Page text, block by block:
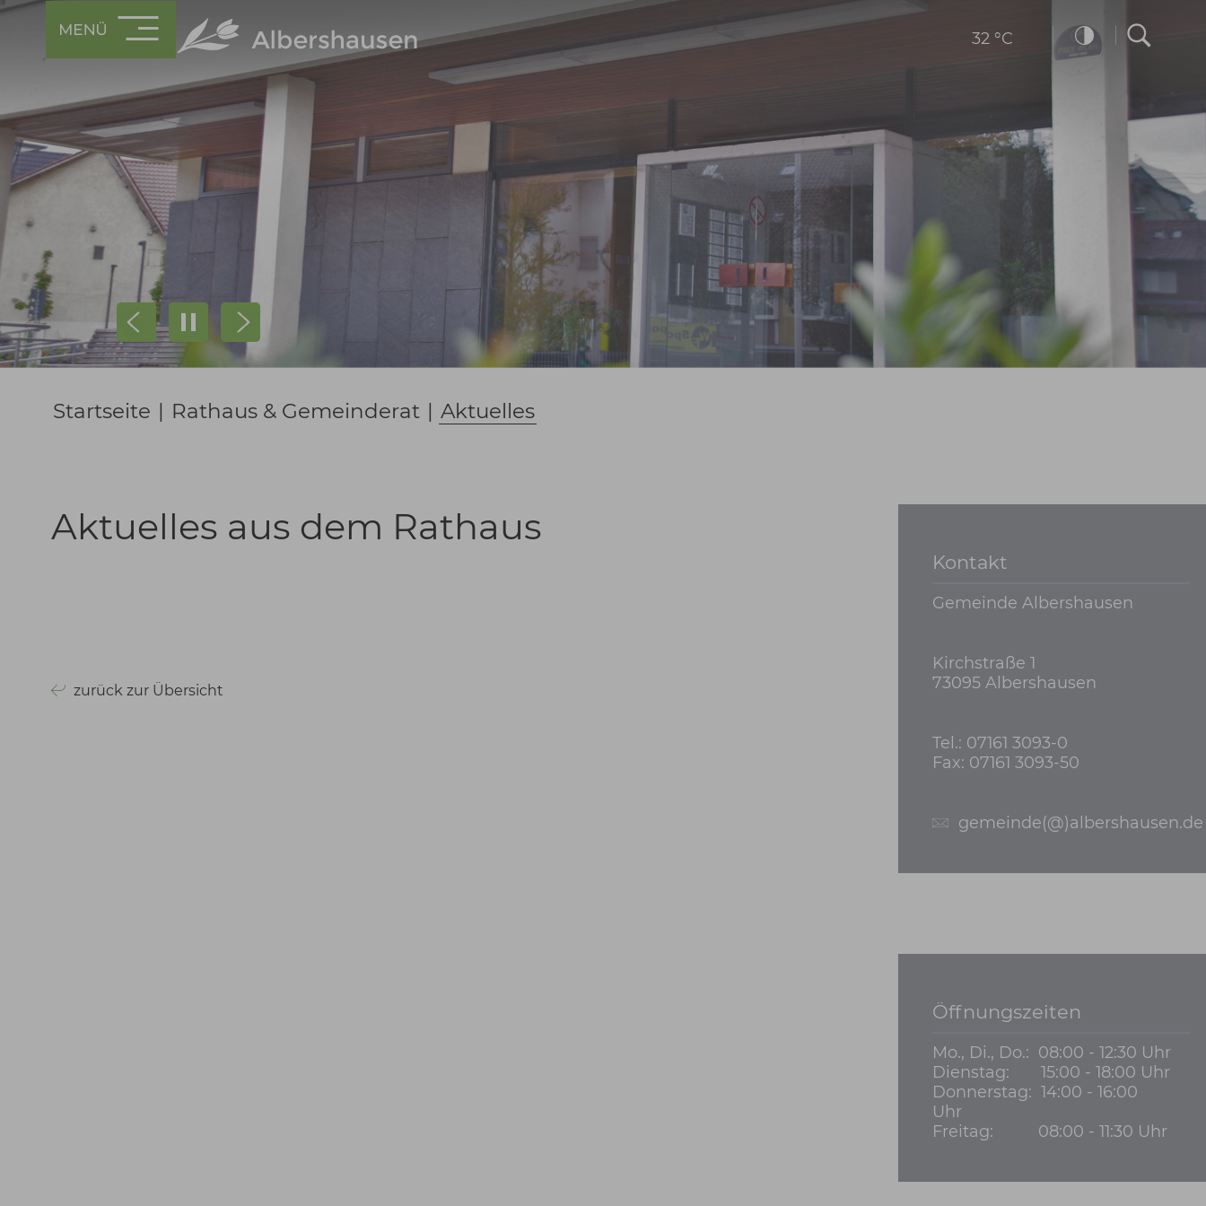
32 °C
Prev Next
Startseite | Rathaus & Gemeinderat | Aktuelles
Aktuelles aus dem Rathaus
zurück zur Übersicht
Kontakt
Gemeinde Albershausen
Kirchstraße 1
73095 Albershausen
Tel.: 07161 3093-0
Fax: 07161 3093-50
gemeinde(@)albershausen.de
Öffnungszeiten
Mo., Di., Do.: 08:00 - 12:30 Uhr
Dienstag:15:00 - 18:00 Uhr
Donnerstag:14:00 - 16:00
Uhr
Freitag: 08:00 - 11:30 Uhr